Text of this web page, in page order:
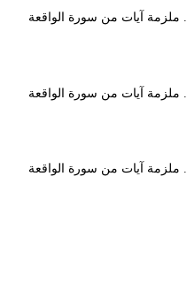
ملزمة آيات من سورة الواقعة
ملزمة آيات من سورة الواقعة
ملزمة آيات من سورة الواقعة